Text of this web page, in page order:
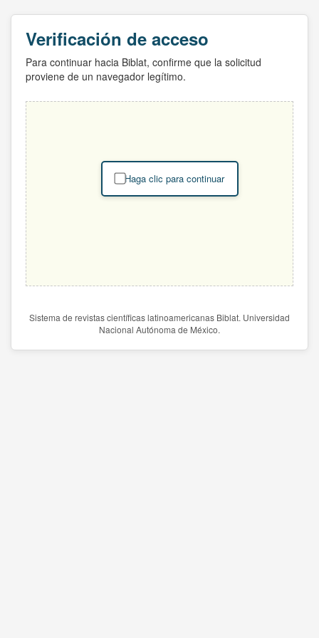
Verificación de acceso
Para continuar hacia Biblat, confirme que la solicitud
proviene de un navegador legítimo.
Haga clic para continuar
Sistema de revistas científicas latinoamericanas Biblat. Universidad
Nacional Autónoma de México.